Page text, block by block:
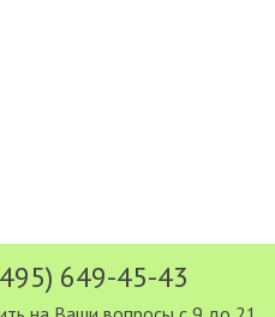
649-45-43